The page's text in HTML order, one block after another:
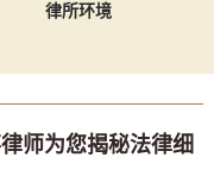
律所环境
师为您揭秘法律细